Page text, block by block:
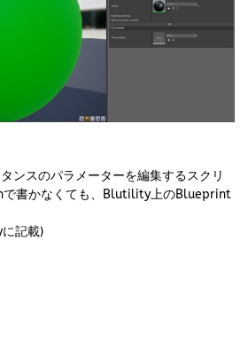
ンスのパラメーターを編集するスクリ
で書かなくても、Blutility上のBlueprint
記載)